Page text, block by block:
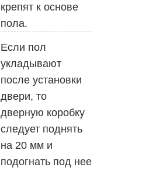
крепят к основе
пола.
Если пол
укладывают
после установки
двери, то
дверную коробку
следует поднять
на 20 мм и
подогнать под нее